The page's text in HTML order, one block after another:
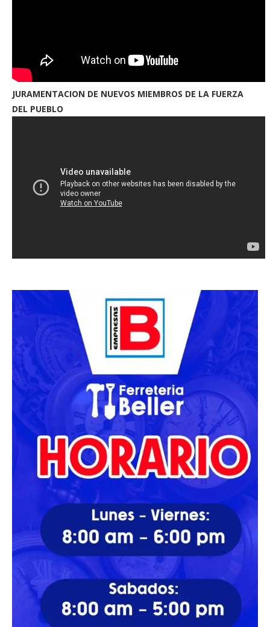
JURAMENTACION DE NUEVOS MIEMBROS DE LA FUERZA
DEL PUEBLO